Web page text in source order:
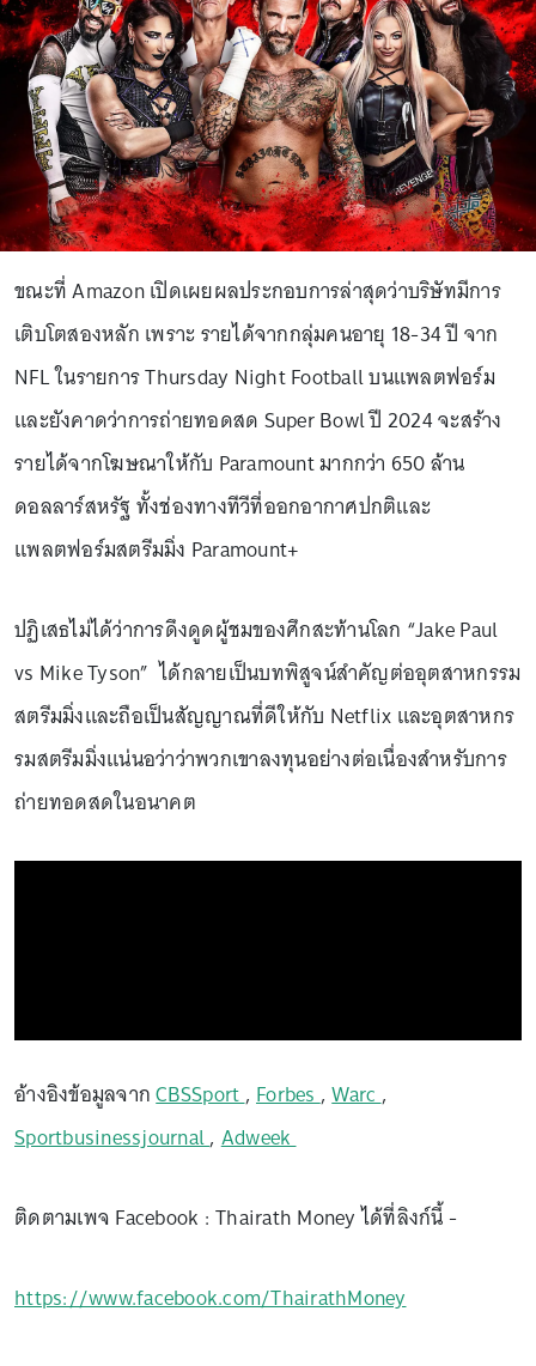
ขณะที่ Amazon เปิดเผยผลประกอบการล่าสุดว่าบริษัทมีการ
เติบโตสองหลัก เพราะ รายได้จากกลุ่มคนอายุ 18-34 ปี จาก
NFL ในรายการ Thursday Night Football บนแพลตฟอร์ม
และยังคาดว่าการถ่ายทอดสด Super Bowl ปี 2024 จะสร้าง
รายได้จากโฆษณาให้กับ Paramount มากกว่า 650 ล้าน
ดอลลาร์สหรัฐ ทั้งช่องทางทีวีที่ออกอากาศปกติและ
แพลตฟอร์มสตรีมมิ่ง Paramount+
ปฏิเสธไม่ได้ว่าการดึงดูดผู้ชมของศึกสะท้านโลก “Jake Paul
vs Mike Tyson” ได้กลายเป็นบทพิสูจน์สำคัญต่ออุตสาหกรรม
สตรีมมิ่งและถือเป็นสัญญาณที่ดีให้กับ Netflix และอุตสาหกร
รมสตรีมมิ่งแน่นอว่าว่าพวกเขาลงทุนอย่างต่อเนื่องสำหรับการ
ถ่ายทอดสดในอนาคต
อ้างอิงข้อมูลจากCBSSport, Forbes,Warc,
Sportbusinessjournal,Adweek
ติดตามเพจ Facebook : Thairath Money ได้ที่ลิงก์นี้ -
https://www.facebook.com/ThairathMoney